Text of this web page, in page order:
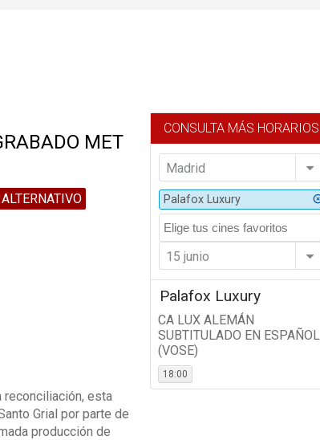
MET
esta
Grial por parte de
producción de
CONSULTA MÁS HORARIOS
Madrid
Palafox Luxury
15 junio
Palafox Luxury
CA LUX ALEMÁN
SUBTITULADO EN ESPAÑOL
(VOSE)
18:00